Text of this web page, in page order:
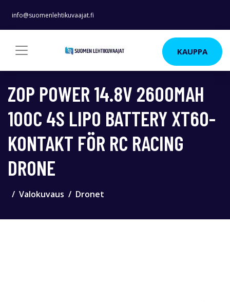
info@suomenlehtikuvaajat.fi
KAUPPA
ZOP POWER 14.8V 2600MAH
100C 4S LIPO BATTERY XT60-
KONTAKT FÖR RC RACING
DRONE
Valokuvaus Dronet